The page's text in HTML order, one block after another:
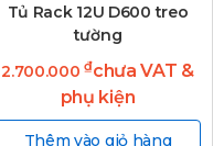
Tủ Rack 12U D600 treo
tường
2.700.000₫chưa VAT &
phụ kiện
Thêm vào giỏ hàng